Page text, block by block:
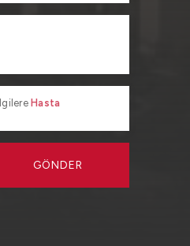
Hasta
GÖNDER